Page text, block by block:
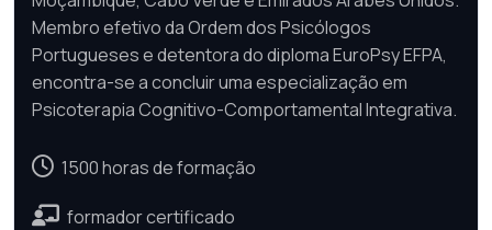
Membro efetivo da Ordem dos Psicólogos
Portugueses e detentora do diploma EuroPsy EFPA,
encontra-se a concluir uma especialização em
Psicoterapia Cognitivo-Comportamental Integrativa.
1500 horas de formação
formador certificado